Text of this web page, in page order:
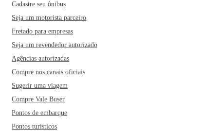
Cadastre seu ônibus
Seja um motorista parceiro
Fretado para empresas
Seja um revendedor autorizado
Agências autorizadas
Compre nos canais oficiais
Sugerir uma viagem
Compre Vale Buser
Pontos de embarque
Pontos turísticos